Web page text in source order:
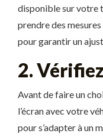
disponible sur votre
prendre des
pour garantir un
2.
Avant de faire un
l’écran avec votre
pour s’adapter à un